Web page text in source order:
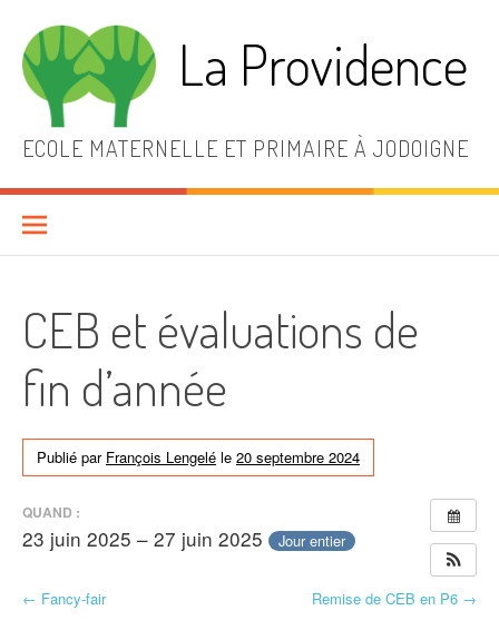
contenu
La Providence
ECOLE MATERNELLE ET PRIMAIRE À JODOIGNE
CEB et évaluations de
fin d’année
Publié par François Lengelé le 20 septembre 2024
QUAND :
23 juin 2025 – 27 juin 2025 Jour entier
N
← Fancy-fair Remise de CEB en P6 →